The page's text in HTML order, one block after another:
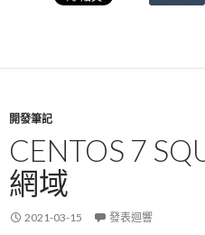
開發筆記
CENTOS 7
網域
2021-03-15 發表迴響